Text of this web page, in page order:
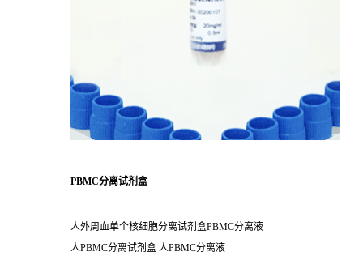
PBMC分离试剂盒
人外周血单个核细胞分离试剂盒PBMC分离液
人PBMC分离试剂盒 人PBMC分离液